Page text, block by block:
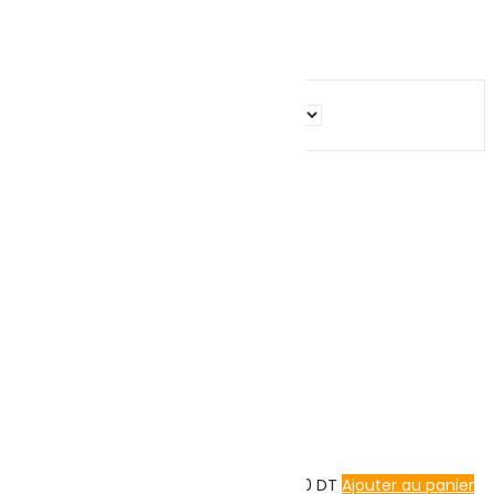
89.000 DT Ajouter au panier